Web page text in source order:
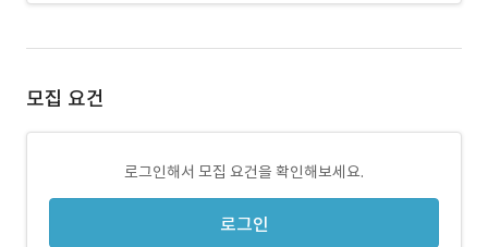
모집 요건
로그인해서 모집 요건을 확인해보세요.
로그인